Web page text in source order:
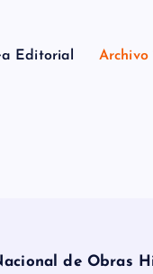
Editorial Archivo
de Obras